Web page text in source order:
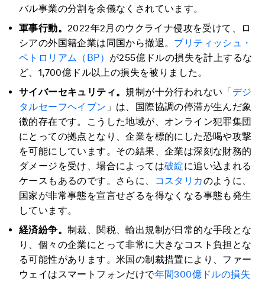
バル事業の分割を余儀なくされています。
軍事行動。 2022年2月のウクライナ侵攻を受けて、ロ
シアの外国籍企業は同国から撤退。 ブリティッシュ・
ペトロリアム（BP） が255億ドルの損失を計上するな
ど、1,700億ドル以上の損失を被りました。
サイバーセキュリティ。 規制が十分行われない「デジ
タルセーフヘイブン 」は、国際協調の停滞が生んだ象
徴的存在です。こうした地域が、オンライン犯罪集団
にとっての拠点となり、企業を標的にした恐喝や攻撃
を可能にしています。その結果、企業は深刻な財務的
ダメージを受け、場合によっては破綻に追い込まれる
ケースもあるのです。さらに、
コスタリカのように、
国家が非常事態を宣言せざるを得なくなる事態も発生
しています。
経済紛争。 制裁、関税、輸出規制が日常的な手段とな
り、個々の企業にとって非常に大きなコスト負担とな
る可能性があります。米国の制裁措置により、ファー
ウェイはスマートフォンだけで年間300億ドルの損失